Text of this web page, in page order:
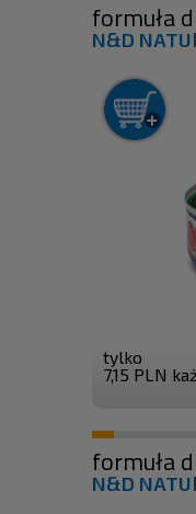
formuła
N&D
tylko
7,15 PLN
formuła
N&D